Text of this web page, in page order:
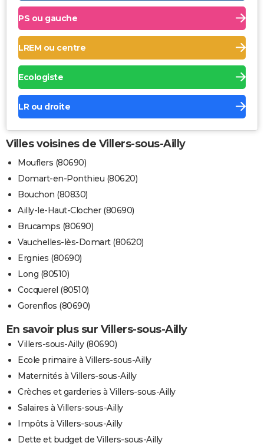
PS ou gauche
LREM ou centre
Ecologiste
LR ou droite
Villes voisines de Villers-sous-Ailly
Mouflers (80690)
Domart-en-Ponthieu (80620)
Bouchon (80830)
Ailly-le-Haut-Clocher (80690)
Brucamps (80690)
Vauchelles-lès-Domart (80620)
Ergnies (80690)
Long (80510)
Cocquerel (80510)
Gorenflos (80690)
En savoir plus sur Villers-sous-Ailly
Villers-sous-Ailly (80690)
Ecole primaire à Villers-sous-Ailly
Maternités à Villers-sous-Ailly
Crèches et garderies à Villers-sous-Ailly
Salaires à Villers-sous-Ailly
Impôts à Villers-sous-Ailly
Dette et budget de Villers-sous-Ailly